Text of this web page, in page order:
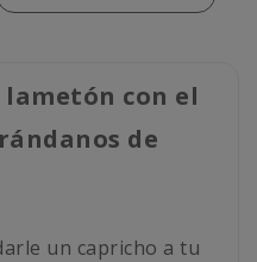
con el
de
un capricho a tu